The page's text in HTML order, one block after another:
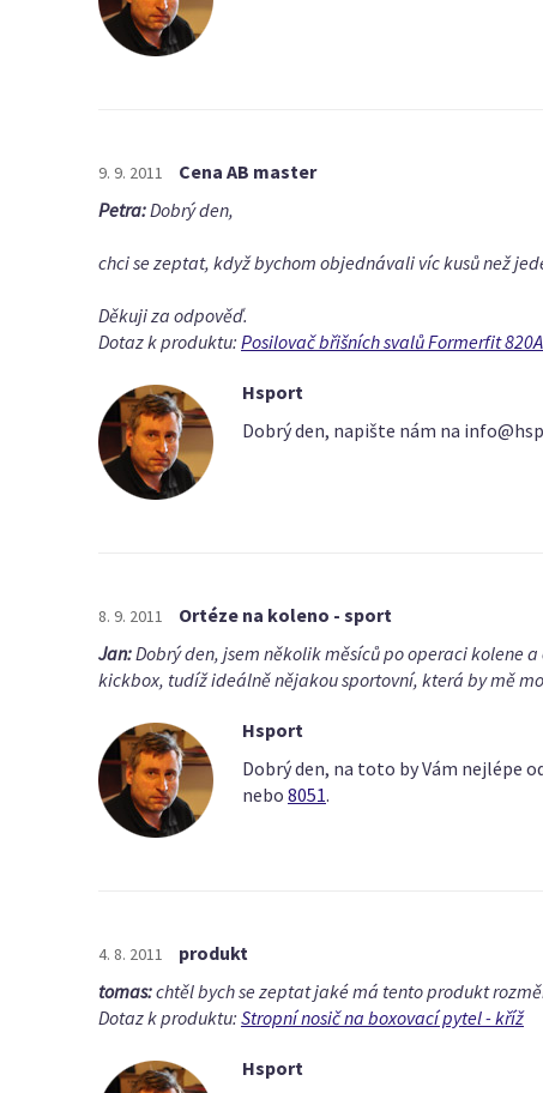
9. 9. 2011
Cena AB master
Petra:Dobrý den,
chci se zeptat, když bychom objednávali víc kusů než
Děkuji za odpověď.
Dotaz k produktu: Posilovač břišních svalů Formerfit
Hsport
Dobrý den, napište nám na
8. 9. 2011
Ortéze na koleno - sport
Jan:Dobrý den, jsem několik měsíců po operaci kolene
kickbox, tudíž ideálně nějakou sportovní, která by mě
Hsport
Dobrý den, na toto by Vám nejlépe
nebo 8051.
4. 8. 2011
produkt
tomas:chtěl bych se zeptat jaké má tento produkt
Dotaz k produktu: Stropní nosič na boxovací pytel - kříž
Hsport